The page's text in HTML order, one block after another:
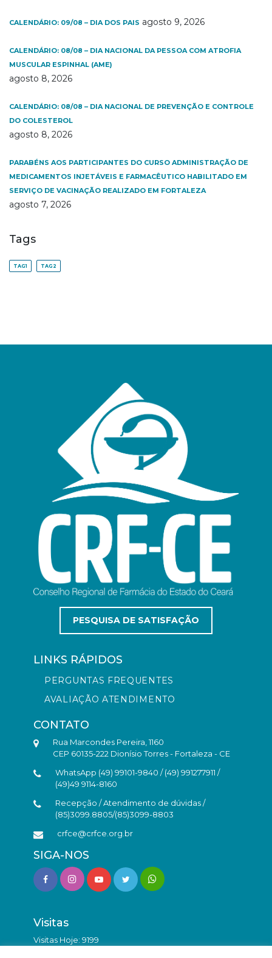
CALENDÁRIO: 09/08 – DIA DOS PAIS agosto 9, 2026
CALENDÁRIO: 08/08 – DIA NACIONAL DA PESSOA COM ATROFIA
MUSCULAR ESPINHAL (AME)
agosto 8, 2026
CALENDÁRIO: 08/08 – DIA NACIONAL DE PREVENÇÃO E CONTROLE
DO COLESTEROL
agosto 8, 2026
PARABÉNS AOS PARTICIPANTES DO CURSO ADMINISTRAÇÃO DE
MEDICAMENTOS INJETÁVEIS E FARMACÊUTICO HABILITADO EM
SERVIÇO DE VACINAÇÃO REALIZADO EM FORTALEZA
agosto 7, 2026
Tags
TAG1 TAG2
PESQUISA DE SATISFAÇÃO
LINKS RÁPIDOS
PERGUNTAS FREQUENTES
AVALIAÇÃO ATENDIMENTO
CONTATO
Rua Marcondes Pereira, 1160
CEP 60135-222 Dionísio Torres - Fortaleza - CE
WhatsApp (49) 99101-9840 / (49) 991277911 /
(49)49 9114-8160
Recepção / Atendimento de dúvidas /
(85)3099.8805/(85)3099-8803
crfce@crfce.org.br
SIGA-NOS
Visitas
Visitas Hoje: 9199